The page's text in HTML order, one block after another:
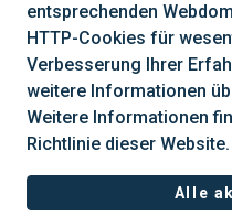
Öffnungszeiten:
Helpdesk-Software von
entsprechenden
HTTP-Cookies für
Verbesserung Ihrer
weitere Informationen
Weitere Informationen
Richtlinie dieser Website.
Alle